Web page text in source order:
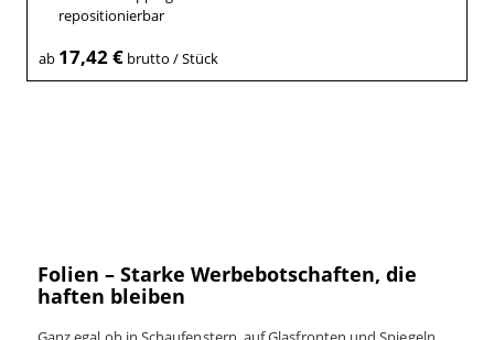
repositionierbar
ab 17,42 €brutto / Stück
Folien – Starke Werbebotschaften, die
haften bleiben